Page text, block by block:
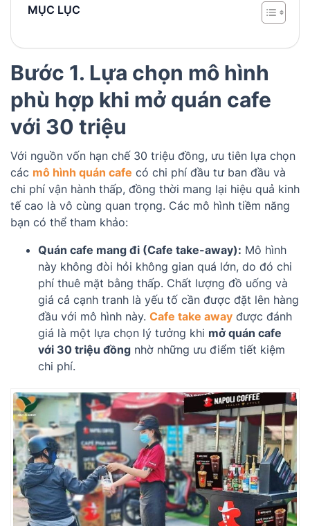
MỤC LỤC
Bước 1. Lựa chọn mô hình
phù hợp khi mở quán cafe
với 30 triệu
Với nguồn vốn hạn chế 30 triệu đồng, ưu tiên lựa chọn
các mô hình quán cafe có chi phí đầu tư ban đầu và
chi phí vận hành thấp, đồng thời mang lại hiệu quả kinh
tế cao là vô cùng quan trọng. Các mô hình tiềm năng
bạn có thể tham khảo:
Quán cafe mang đi (Cafe take-away): Mô hình
này không đòi hỏi không gian quá lớn, do đó chi
phí thuê mặt bằng thấp. Chất lượng đồ uống và
giá cả cạnh tranh là yếu tố cần được đặt lên hàng
đầu với mô hình này. Cafe take away được đánh
giá là một lựa chọn lý tưởng khi mở quán cafe
với 30 triệu đồng nhờ những ưu điểm tiết kiệm
chi phí.